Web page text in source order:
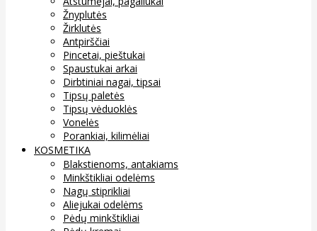
Žnyplutės
Žirklutės
Antpirščiai
Pincetai, pieštukai
Spaustukai arkai
Dirbtiniai nagai, tipsai
Tipsų paletės
Tipsų vėduoklės
Vonelės
Porankiai, kilimėliai
KOSMETIKA
Blakstienoms, antakiams
Minkštikliai odelėms
Nagų stiprikliai
Aliejukai odelėms
Pėdų minkštikliai